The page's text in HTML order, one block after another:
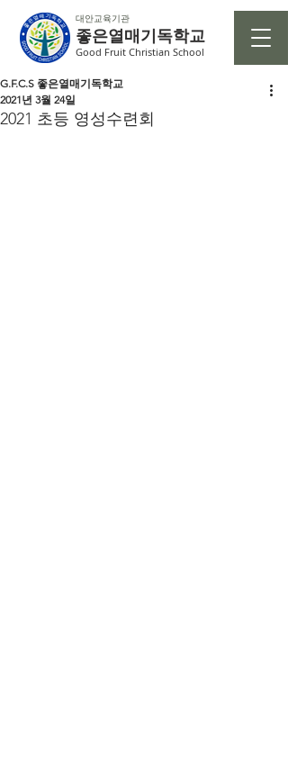
대안교육기관
좋은열매기독학교
Good Fruit Christian School
2021 초등 영성수련회
G.F.C.S 좋은열매기독학교
2021년 3월 24일